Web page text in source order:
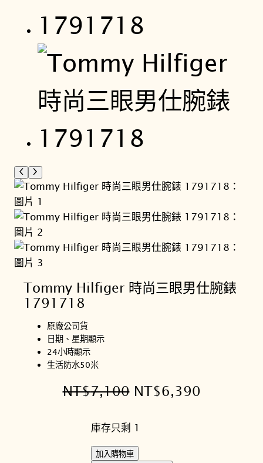
Tommy Hilfiger 時尚三眼男仕腕錶
1791718
原廠公司貨
日期、星期顯示
24小時顯示
生活防水50米
NT$7,100 原
價
格
NT$6,390
庫存只剩 1
T加入購物車